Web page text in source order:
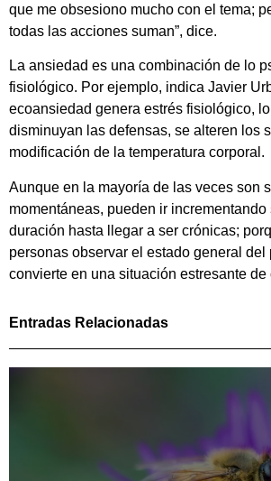
que me obsesiono mucho con el tema;
todas las acciones suman”, dice.
La ansiedad es una combinación de lo
fisiológico. Por ejemplo, indica Javier
ecoansiedad genera estrés fisiológico,
disminuyan las defensas, se alteren los
modificación de la temperatura corporal.
Aunque en la mayoría de las veces son
momentáneas, pueden ir
duración hasta llegar a ser crónicas;
personas observar el estado general del
convierte en una situación estresante de
Entradas Relacionadas